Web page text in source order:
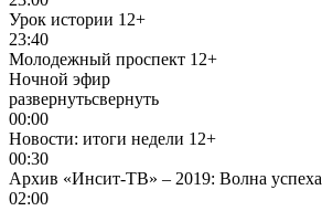
Урок истории 12+
23:40
Молодежный проспект 12+
Ночной эфир
развернутьсвернуть
00:00
Новости: итоги недели 12+
00:30
Архив «Инсит-ТВ» – 2019: Волна успеха
02:00